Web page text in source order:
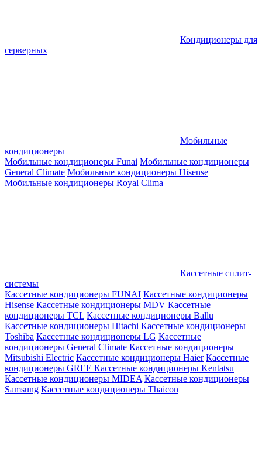
Кондиционеры для
серверных
Мобильные
кондиционеры
Мобильные кондиционеры Funai Мобильные кондиционеры
General Climate Мобильные кондиционеры Hisense
Мобильные кондиционеры Royal Clima
Кассетные сплит-
системы
Кассетные кондиционеры FUNAI Кассетные кондиционеры
Hisense Кассетные кондиционеры MDV Кассетные
кондиционеры TCL Кассетные кондиционеры Ballu
Кассетные кондиционеры Hitachi Кассетные кондиционеры
Toshiba Кассетные кондиционеры LG Кассетные
кондиционеры General Climate Кассетные кондиционеры
Mitsubishi Electric Кассетные кондиционеры Haier Кассетные
кондиционеры GREE Кассетные кондиционеры Kentatsu
Кассетные кондиционеры MIDEA Кассетные кондиционеры
Samsung Кассетные кондиционеры Thaicon